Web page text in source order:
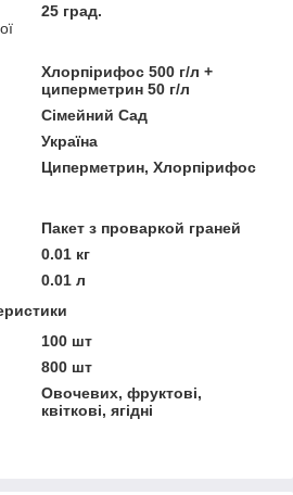
25 град.
Хлорпірифос 500 г/л +
циперметрин 50 г/л
Сімейний Сад
Україна
Циперметрин, Хлорпірифос
Пакет з проваркой граней
0.01 кг
0.01 л
100 шт
800 шт
Овочевих, фруктові,
квіткові, ягідні